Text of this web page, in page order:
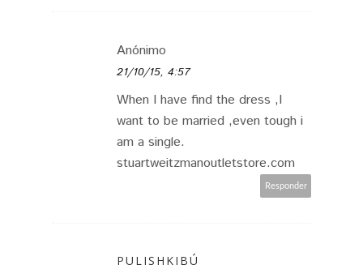
Anónimo
21/10/15, 4:57
When I have find the dress ,I
want to be married ,even tough i
am a single.
stuartweitzmanoutletstore.com
Responder
PULISHKIBÚ